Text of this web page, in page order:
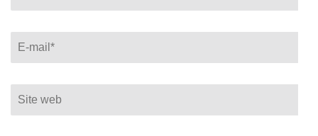
Email*
Site
web